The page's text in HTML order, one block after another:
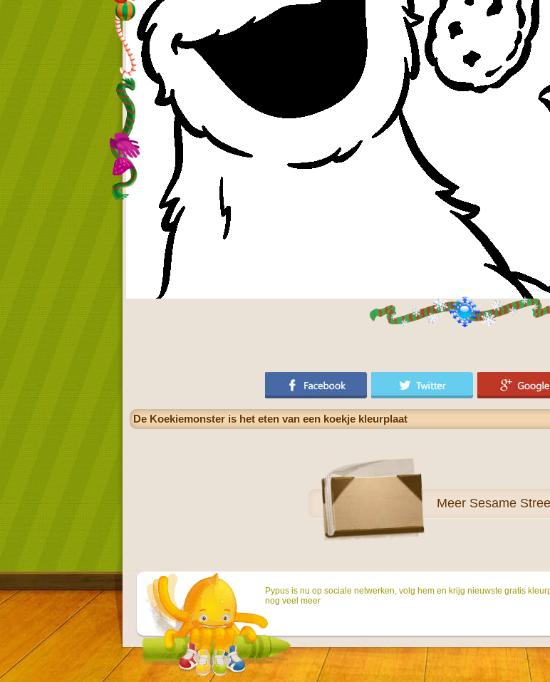
De Koekiemonster is het eten van een koekje kleurplaat
Meer Sesame
Pypus is nu op sociale netwerken, volg hem en krijg nieuwste gratis
nog veel meer